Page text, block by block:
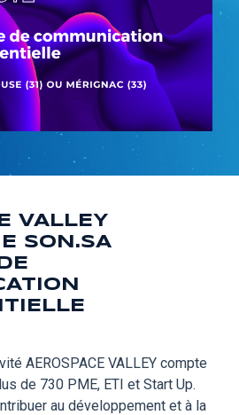
VALLEY
SON.SA
AEROSPACE VALLEY compte
de 730 PME, ETI et Start Up.
au développement et à la